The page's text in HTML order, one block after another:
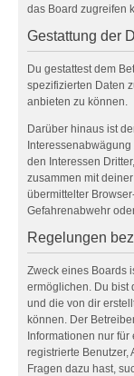
das Board zugreifen
Gestattung der
Du gestattest dem
spezifizierten Daten
anbieten zu können.
Darüber hinaus ist
den Interessen
zusammen mit
übermittelter
Gefahrenabwehr
Regelungen
Zweck eines Boards
ermöglichen. Du bist
und die von dir
können. Der
Informationen nur
registrierte Benutzer,
Fragen dazu hast,